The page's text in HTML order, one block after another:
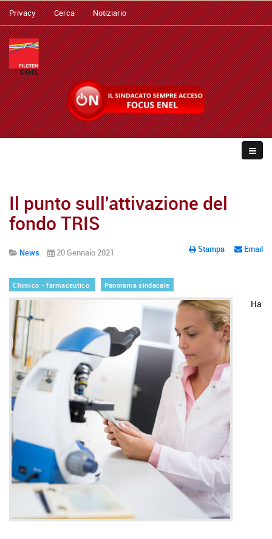
Privacy Cerca Notiziario
Il punto sull'attivazione del
fondo TRIS
Stampa Email
News 20 Gennaio 2021
Chimico - farmaceutico Panorama sindacale
Ha